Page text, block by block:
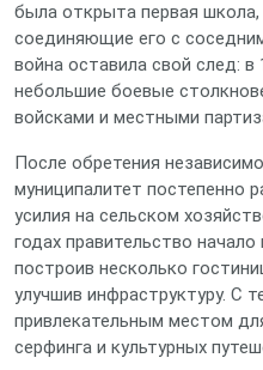
была открыта первая
соединяющие его с
война оставила свой след:
небольшие боевые
войсками и местными
После обретения
муниципалитет постепенно
усилия на сельском
годах правительство
построив несколько
улучшив инфраструктуру. С
привлекательным местом
серфинга и культурных